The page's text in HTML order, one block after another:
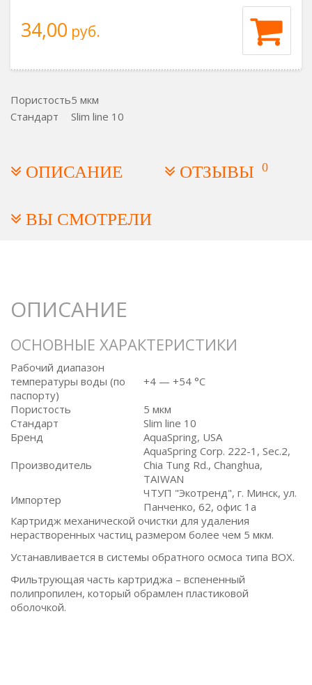
34,00 руб.
Пористость5 мкм
Стандарт
Slim line 10
ОПИСАНИЕ ОТЗЫВЫ 0
ВЫ СМОТРЕЛИ
ОПИСАНИЕ
ОСНОВНЫЕ ХАРАКТЕРИСТИКИ
Рабочий диапазон
температуры воды (по
паспорту)
+4 — +54 °C
Пористость
5 мкм
Стандарт
Slim line 10
Бренд
AquaSpring, USA
Производитель
AquaSpring Corp. 222-1, Sec.2,
Chia Tung Rd., Changhua,
TAIWAN
Импортер
ЧТУП "Экотренд", г. Минск, ул.
Панченко, 62, офис 1а
Картридж механической очистки для удаления
нерастворенных частиц размером более чем 5 мкм.
Устанавливается в системы обратного осмоса типа BOX.
Фильтрующая часть картриджа – вспененный
полипропилен, который обрамлен пластиковой
оболочкой.